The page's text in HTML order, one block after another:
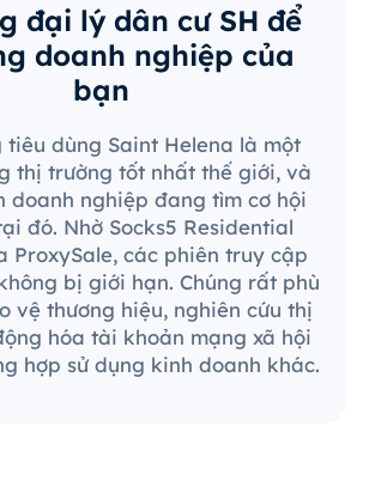
đại lý dân cư SH để
doanh nghiệp của
bạn
tiêu dùng Saint Helena là một
thị trường tốt nhất thế giới, và
doanh nghiệp đang tìm cơ hội
đó. Nhờ Socks5 Residential
ProxySale, các phiên truy cập
bị giới hạn. Chúng rất phù
vệ thương hiệu, nghiên cứu thị
hóa tài khoản mạng xã hội
hợp sử dụng kinh doanh khác.